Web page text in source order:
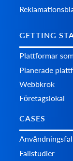
GETTING
Plattformar
Planerade
Webbkrok
Företagslokal
CASES
Fallstudier